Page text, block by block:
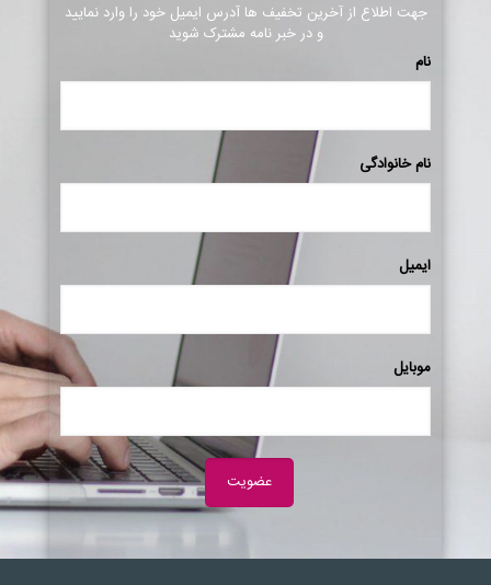
جهت اطلاع از آخرین تخفیف ها آدرس ایمیل خود را وارد نمایید
و در خبر نامه مشترک شوید
نام
نام خانوادگی
ایمیل
موبایل